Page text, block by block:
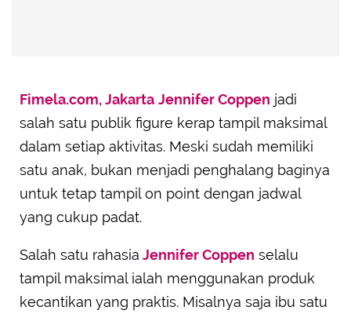
Fimela.com, Jakarta Jennifer Coppen jadi
salah satu publik figure kerap tampil maksimal
dalam setiap aktivitas. Meski sudah memiliki
satu anak, bukan menjadi penghalang baginya
untuk tetap tampil on point dengan jadwal
yang cukup padat.
Salah satu rahasia Jennifer Coppen selalu
tampil maksimal ialah menggunakan produk
kecantikan yang praktis. Misalnya saja ibu satu